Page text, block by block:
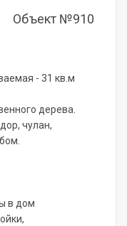
Объект №910
- 31 кв.м
дерева.
чулан,
в дом